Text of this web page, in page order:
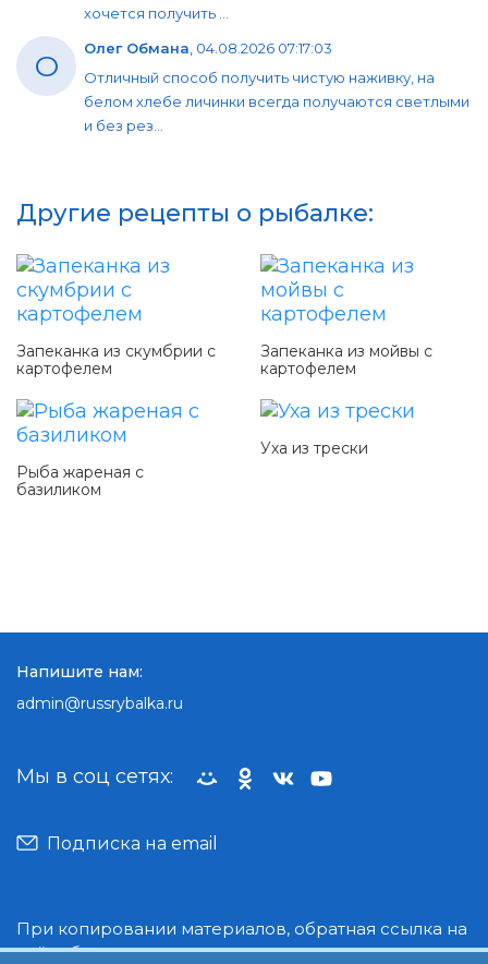
хочется получить ...
О Олег Обмана 04.08.2026 07:17:03
Отличный способ получить чистую наживку, на
белом хлебе личинки всегда получаются светлыми
и без рез...
Другие рецепты о рыбалке:
Запеканка из скумбрии с
картофелем
Запеканка из мойвы с
картофелем
Рыба жареная с
базиликом
Уха из трески
При копировании материалов, обратная ссылка на
сайт обязательна.
Мы в соц сетях:
Подписка на email
Напишите нам:
admin@russrybalka.ru